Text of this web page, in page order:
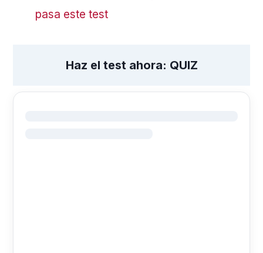
pasa este test
Haz el test ahora: QUIZ